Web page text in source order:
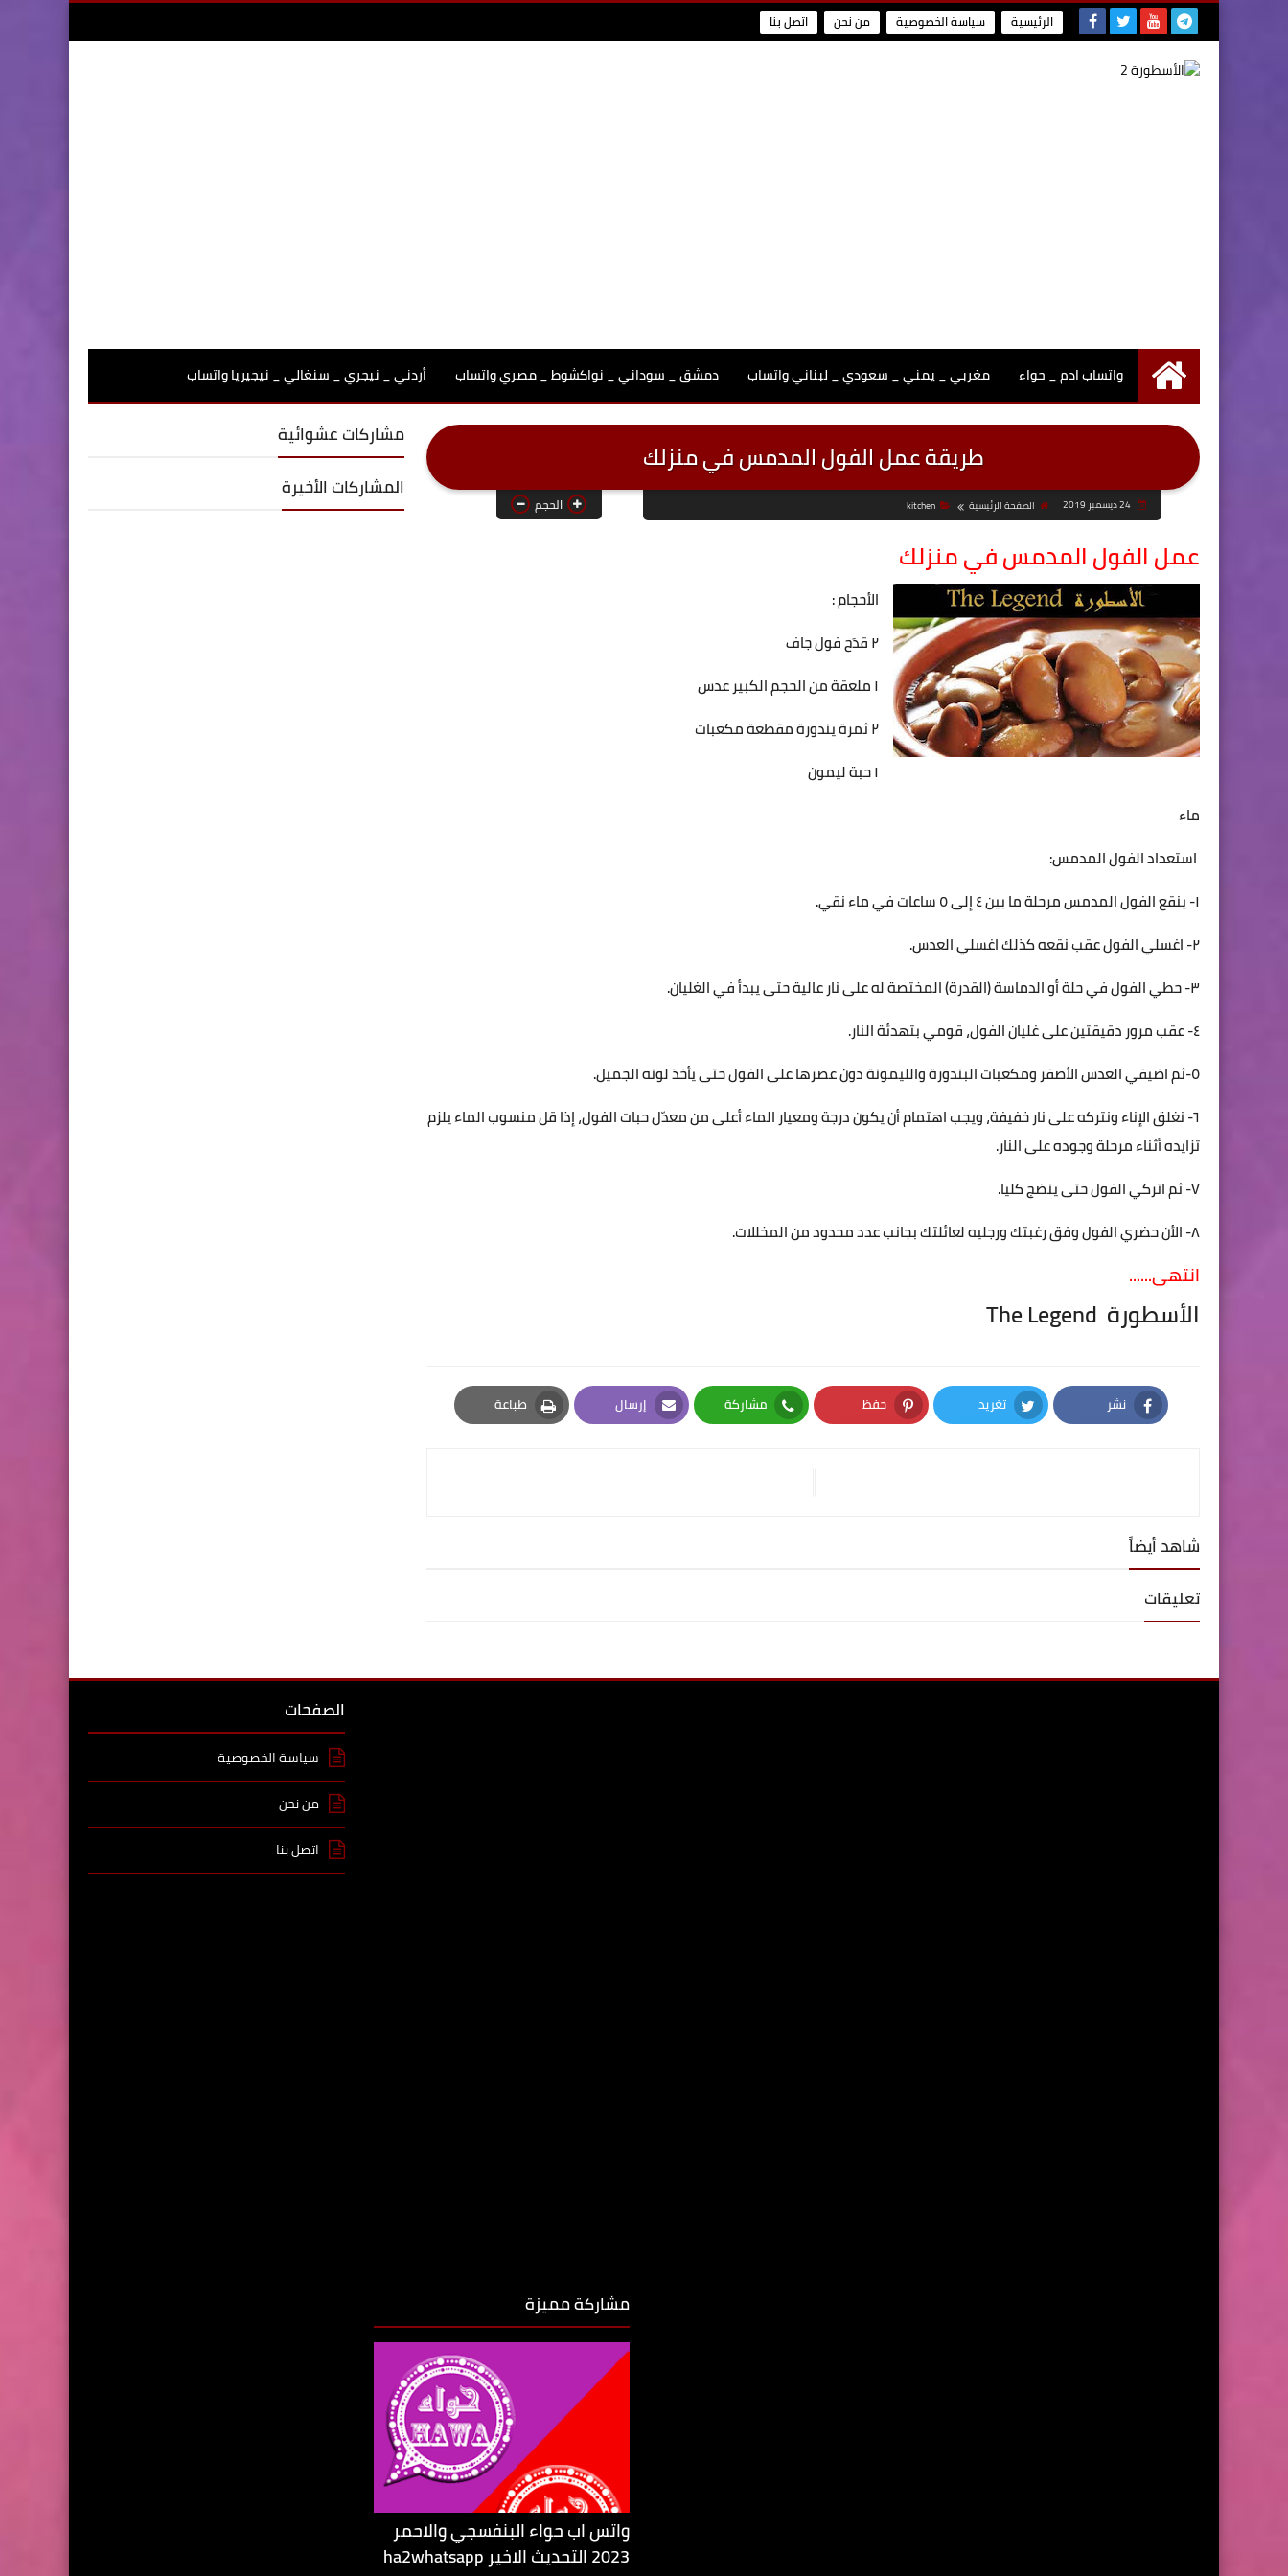
الرئيسية سياسة الخصوصية من نحن اتصل بنا
الرئيسية
واتساب ادم _ حواء مغربي _ يمني _ سعودي _ لبناني واتساب دمشق _ سوداني _ نواكشوط _ مصري واتساب أردني _ نيجري _ سنغالي _ نيجيريا واتساب
طريقة عمل الفول المدمس في منزلك
24 ديسمبر 2019 الصفحة الرئيسية kitchen الحجم
عمل الفول المدمس في منزلك
الأحجام :
٢ قدَح فول جاف
١ ملعقة من الحجم الكبير عدس
٢ ثمرة يندورة مقطعة مكعبات
١ حبة ليمون
ماء
استعداد الفول المدمس:
١- ينقع الفول المدمس مرحلة ما بين ٤ إلى ٥ ساعات في ماء نقي.
٢- اغسلي الفول عقب نقعه كذلك اغسلي العدس.
٣- حطي الفول في حلة أو الدماسة (القدرة) المختصة له على نار عالية حتى يبدأ في الغليان.
٤- عقب مرور دقيقتين على غليان الفول، قومي بتهدئة النار.
٥-ثم اضيفي العدس الأصفر ومكعبات البندورة والليمونة دون عصرها على الفول حتى يأخذ لونه الجميل.
٦- نغلق الإناء ونتركه على نار خفيفة، ويجب اهتمام أن يكون درجة ومعيار الماء أعلى من معدّل حبات الفول، إذا قل منسوب الماء يلزم
تزايده أثناء مرحلة وجوده على النار.
٧- ثم اتركي الفول حتى ينضج كليا.
٨- الأن حضري الفول وفق رغبتك ورجليه لعائلتك بجانب عدد محدود من المخللات.
انتهى......
الأسطورة The Legend
نشر
Facebook
تغريد
Twitter
حفظ
Pinterest
مشاركة
Whatsapp
إرسال
Email
طباعة
Print
شاهد أيضاً
تعليقات
مشاركات عشوائية
المشاركات الأخيرة
مشاركة مميزة
واتس اب حواء البنفسجي والاحمر
2023 التحديث الاخير ha2whatsapp
الصفحات
سياسة الخصوصية
من نحن
اتصل بنا